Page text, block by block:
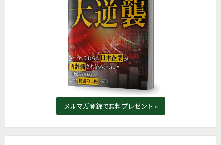
メルマガ登録で無料プレゼント »